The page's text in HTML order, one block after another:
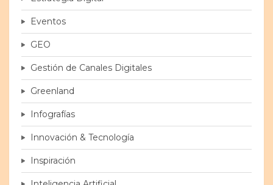
Eventos
GEO
Gestión de Canales Digitales
Greenland
Infografías
Innovación & Tecnología
Inspiración